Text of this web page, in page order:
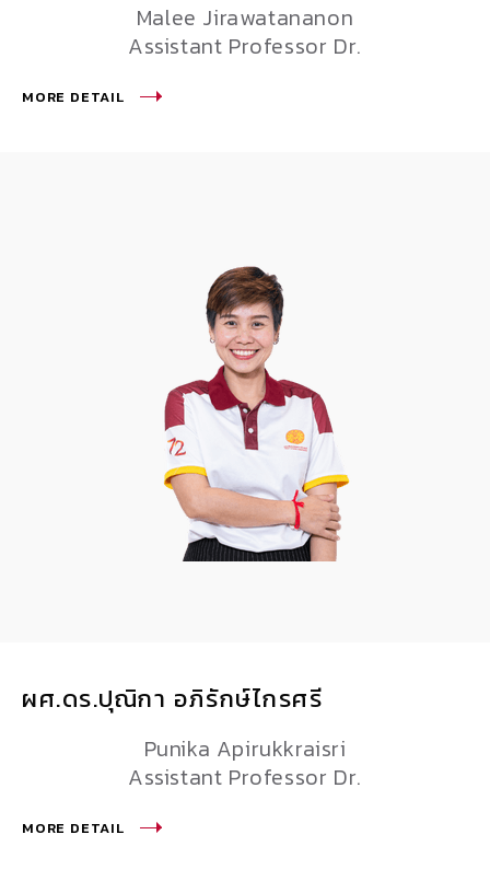
Malee Jirawatananon
Assistant Professor Dr.
MORE DETAIL
ผศ.ดร.ปุณิกา อภิรักษ์ไกรศรี
Punika Apirukkraisri
Assistant Professor Dr.
MORE DETAIL